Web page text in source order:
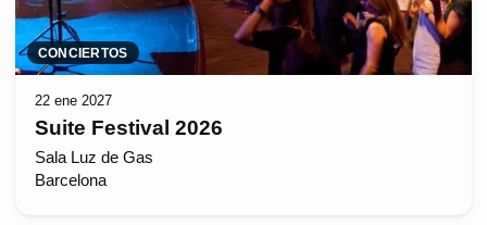
CONCIERTOS
22 ene 2027
Suite Festival 2026
Sala Luz de Gas
Barcelona